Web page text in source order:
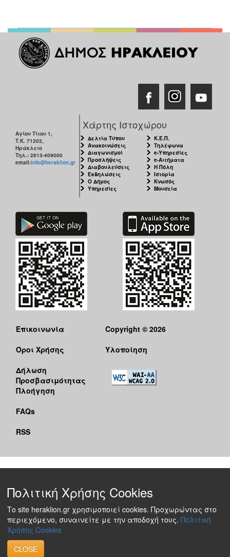
Αγίου Τίτου 1,
Τ.Κ. 71202,
Ηράκλειο
Τηλ.: 2813-409000
email:info@heraklion.gr
Χάρτης Ιστοχώρου
Δελτία Τύπου
Ανακοινώσεις
Διαγωνισμοί
Προσλήψεις
Διαβουλεύσεις
Εκδηλώσεις
Ο Δήμος
Υπηρεσίες
Κ.Ε.Π.
Τηλέφωνα
e-Υπηρεσίες
e-Αιτήματα
Η Πόλη
Ιστορία
Κνωσός
Μουσεία
Επικοινωνία
Όροι Χρήσης
Δήλωση
Προσβασιμότητας
Πλοήγηση
FAQs
RSS
Copyright © 2026
Υλοποίηση
Πολιτική Χρήσης Cookies
Το site heraklion.gr χρησιμοποιεί cookies. Προχωρώντας στο
περιεχόμενο, συναινείτε με την αποδοχή τους. Πολιτική
Χρήσης Cookies
CLOSE